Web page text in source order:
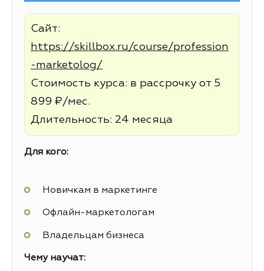
Сайт:
https://skillbox.ru/course/profession
-marketolog/
Стоимость курса: в рассрочку от 5
899 ₽/мес.
Длительность: 24 месяца
Для кого:
Новичкам в маркетинге
Офлайн-маркетологам
Владельцам бизнеса
Чему научат: